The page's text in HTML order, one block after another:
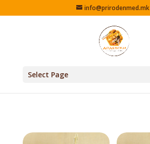
info@prirodenmed.mk
Select Page